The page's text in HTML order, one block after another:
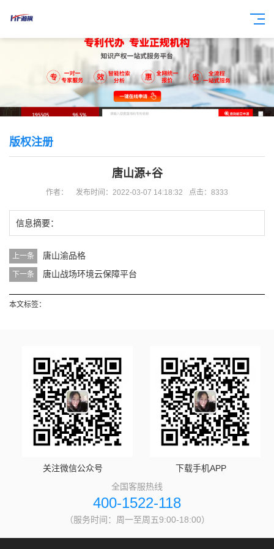
版权注册
唐山源+谷
作者： 发布时间：2022-03-07 14:18:32 点击：8333
信息摘要：
上一条 唐山渝品格
下一条 唐山战场环境云保障平台
本文标签：
关注微信公众号
下载手机APP
全国客服热线
400-1522-118
（服务时间：周一至周五9:00-18:00）